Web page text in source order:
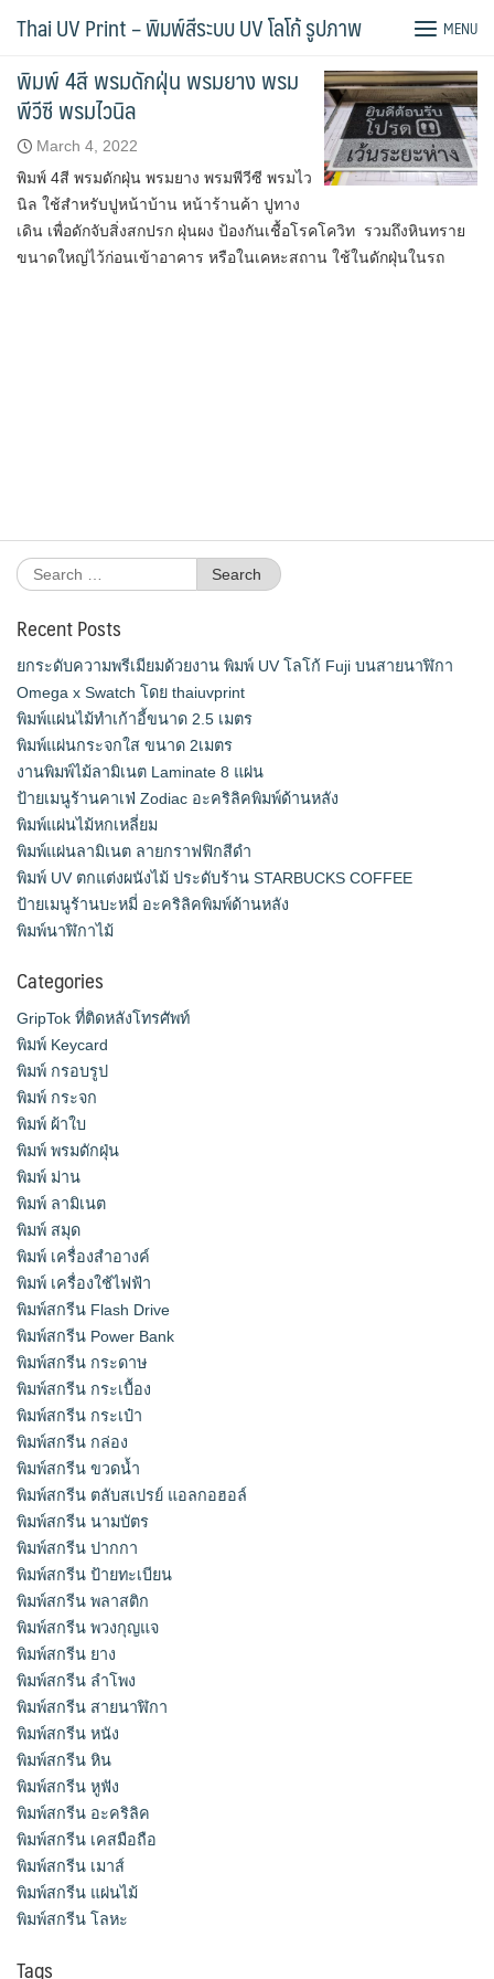
Thai UV Print – พิมพ์สีระบบ UV โลโก้ รูปภาพ MENU
Tag:พิมพ์พรม
พิมพ์ 4สี พรมดักฝุ่น พรมยาง พรม
พีวีซี พรมไวนิล
March 4, 2022
พิมพ์ 4สี พรมดักฝุ่น พรมยาง พรมพีวีซี พรมไว
นิล ใช้สำหรับปูหน้าบ้าน หน้าร้านค้า ปูทาง
เดิน เพื่อดักจับสิ่งสกปรก ฝุ่นผง ป้องกันเชื้อโรคโควิท รวมถึงหินทราย
ขนาดใหญ่ไว้ก่อนเข้าอาคาร หรือในเคหะสถาน ใช้ในดักฝุ่นในรถ
Search
for:
Recent Posts
ยกระดับความพรีเมียมด้วยงาน พิมพ์ UV โลโก้ Fuji บนสายนาฬิกา
Omega x Swatch โดย thaiuvprint
พิมพ์แผ่นไม้ทำเก้าอี้ขนาด 2.5 เมตร
พิมพ์แผ่นกระจกใส ขนาด 2เมตร
งานพิมพ์ไม้ลามิเนต Laminate 8 แผ่น
ป้ายเมนูร้านคาเฟ่ Zodiac อะคริลิคพิมพ์ด้านหลัง
พิมพ์แผ่นไม้หกเหลี่ยม
พิมพ์แผ่นลามิเนต ลายกราฟฟิกสีดำ
พิมพ์ UV ตกแต่งผนังไม้ ประดับร้าน STARBUCKS COFFEE
ป้ายเมนูร้านบะหมี่ อะคริลิคพิมพ์ด้านหลัง
พิมพ์นาฬิกาไม้
Categories
GripTok ที่ติดหลังโทรศัพท์
พิมพ์ Keycard
พิมพ์ กรอบรูป
พิมพ์ กระจก
พิมพ์ ผ้าใบ
พิมพ์ พรมดักฝุ่น
พิมพ์ ม่าน
พิมพ์ ลามิเนต
พิมพ์ สมุด
พิมพ์ เครื่องสําอางค์
พิมพ์ เครื่องใช้ไฟฟ้า
พิมพ์สกรีน Flash Drive
พิมพ์สกรีน Power Bank
พิมพ์สกรีน กระดาษ
พิมพ์สกรีน กระเบื้อง
พิมพ์สกรีน กระเป๋า
พิมพ์สกรีน กล่อง
พิมพ์สกรีน ขวดน้ำ
พิมพ์สกรีน ตลับสเปรย์ แอลกอฮอล์
พิมพ์สกรีน นามบัตร
พิมพ์สกรีน ปากกา
พิมพ์สกรีน ป้ายทะเบียน
พิมพ์สกรีน พลาสติก
พิมพ์สกรีน พวงกุญแจ
พิมพ์สกรีน ยาง
พิมพ์สกรีน ลำโพง
พิมพ์สกรีน สายนาฬิกา
พิมพ์สกรีน หนัง
พิมพ์สกรีน หิน
พิมพ์สกรีน หูฟัง
พิมพ์สกรีน อะคริลิค
พิมพ์สกรีน เคสมือถือ
พิมพ์สกรีน เมาส์
พิมพ์สกรีน แผ่นไม้
พิมพ์สกรีน โลหะ
Tags